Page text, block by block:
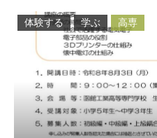
体験する 学ぶ 高専